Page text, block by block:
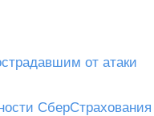
от атаки
СберСтрахования